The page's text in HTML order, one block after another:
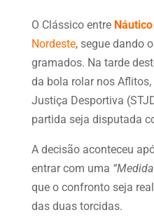
O Clássico entre Náutico
Nordeste, segue dando
gramados. Na tarde
da bola rolar nos
Justiça Desportiva
partida seja disputada
A decisão aconteceu
entrar com uma
que o confronto seja
das duas torcidas.